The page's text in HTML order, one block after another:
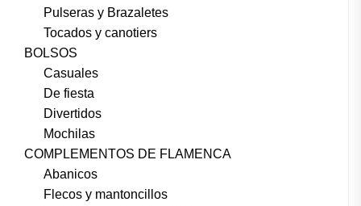
Pulseras y Brazaletes
Tocados y canotiers
BOLSOS
Casuales
De fiesta
Divertidos
Mochilas
COMPLEMENTOS DE FLAMENCA
Abanicos
Flecos y mantoncillos